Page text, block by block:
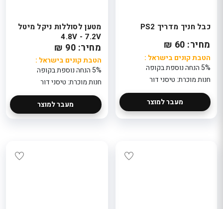
כבל חניך מדריך PS2
מחיר: 60 ₪
הטבת קונים בישראל :
5% הנחה נוספת בקופה
חנות מוכרת: טיסני דור
מעבר למוצר
מטען לסוללות ניקל מיטל
4.8V - 7.2V
מחיר: 90 ₪
הטבת קונים בישראל :
5% הנחה נוספת בקופה
חנות מוכרת: טיסני דור
מעבר למוצר